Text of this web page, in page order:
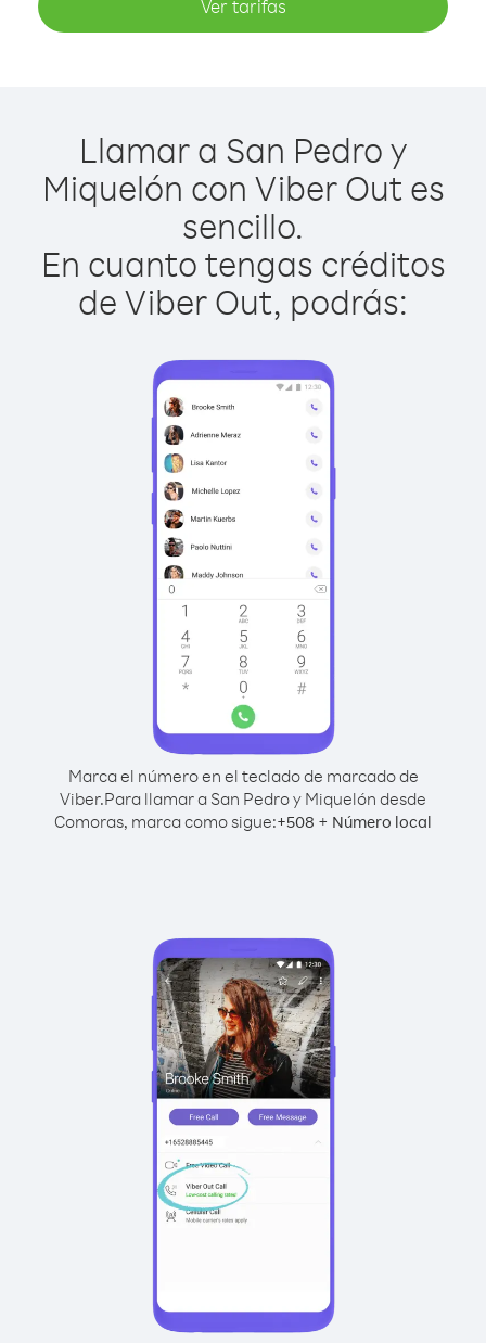
Ver tarifas
Llamar a San Pedro y
Miquelón con Viber Out es
sencillo.
En cuanto tengas créditos
de Viber Out, podrás:
Marca el número en el teclado de marcado de
Viber.Para llamar a San Pedro y Miquelón desde
Comoras, marca como sigue:+508 + Número local